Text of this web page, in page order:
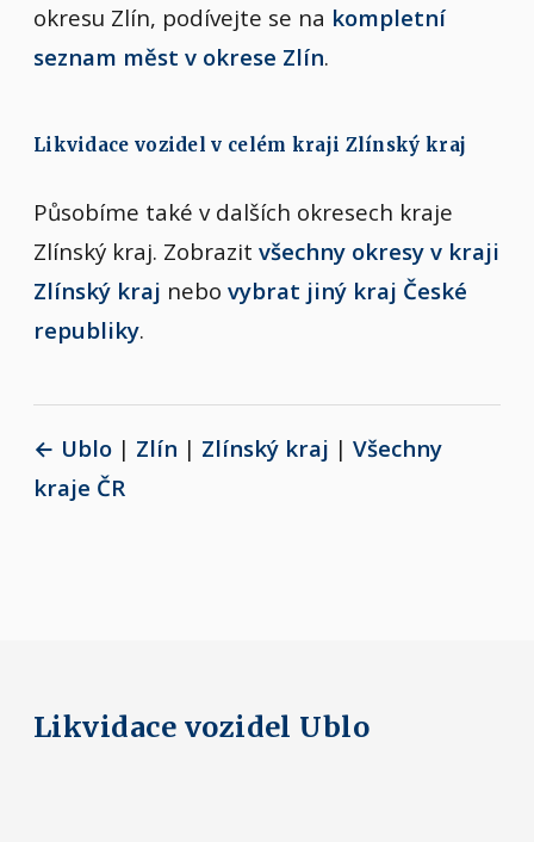
okresu Zlín, podívejte se na kompletní
seznam měst v okrese Zlín.
Likvidace vozidel v celém kraji Zlínský kraj
Působíme také v dalších okresech kraje
Zlínský kraj. Zobrazit všechny okresy v kraji
Zlínský kraj nebo vybrat jiný kraj České
republiky.
← Ublo | Zlín | Zlínský kraj | Všechny
kraje ČR
Likvidace vozidel Ublo